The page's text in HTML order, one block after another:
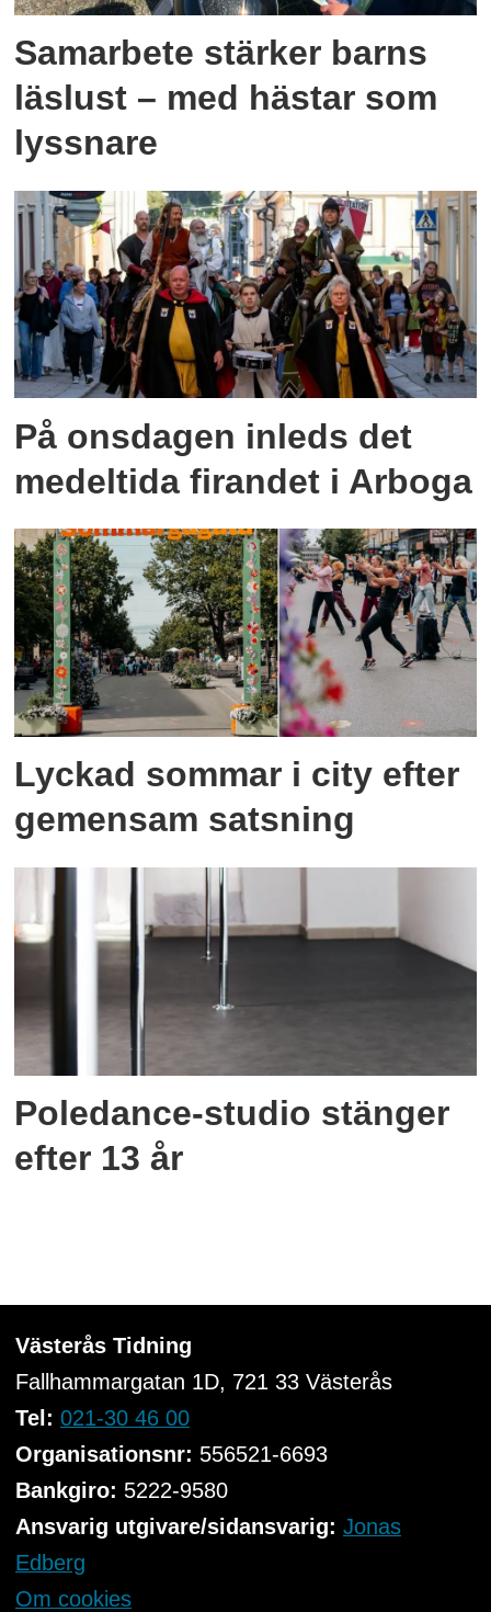
Samarbete stärker barns
läslust – med hästar som
lyssnare
På onsdagen inleds det
medeltida firandet i Arboga
Lyckad sommar i city efter
gemensam satsning
Poledance-studio stänger
efter 13 år
Västerås Tidning
Fallhammargatan 1D, 721 33Västerås
Tel: 021-30 46 00
Organisationsnr: 556521-6693
Bankgiro: 5222-9580
Ansvarig utgivare/sidansvarig: Jonas
Edberg
Om cookies